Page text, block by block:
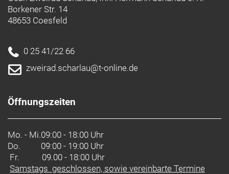
um letztendlich drei Profilhöhen zu definieren, die
führend bei Speed, Stabilität und Gewicht sind.
Wir möchten, dass du
Perfekt kombiniert
einschließlich Laufrädern, Reifen, Dichtmittel,
Ventilen und Felgenbändern. Für eine optimale
Performance und hohe Benutzerfreundlichkeit
wurden alle Komponenten auf ein perfektes
Zusammenspiel abgestimmt.
Borkener Str. 14
48653 Coesfeld
0 25 41/22 66
zweirad.scharlau@t-online.de
Öffnungszeiten
Mo. - Mi.09:00 - 18:00 Uhr
Do.
09:00 - 19:00 Uhr
Fr. 09.00 - 18:00 Uhr
Samstags geschlossen, sowie vereinbarte Termine